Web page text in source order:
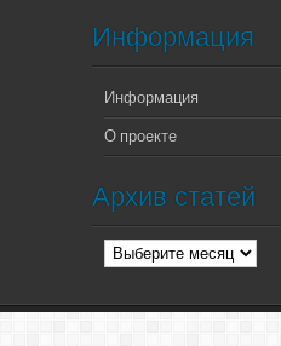
Информация
Информация
О проекте
Архив статей
Архив
статей